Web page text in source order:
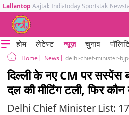
Lallantop Aajtak Indiatoday Sportstak
होम लेटेस्ट न्यूज़ चुनाव
Home News
दिल्ली के नए CM पर सस्पेंस
दल की मीटिंग टली, फिर
Delhi Chief Minister List: 17